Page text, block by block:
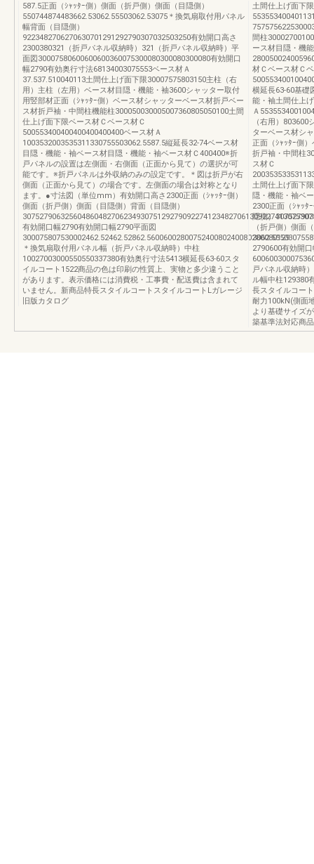
587.5正面（ｼｬｯﾀｰ側）側面（折戸側）側面（目隠側）
550744874483662.53062.55503062.53075＊換気扇取付用パネル
幅背面（目隠側）
9223482706270630701291292790307032503250有効開口高さ
2300380321（折戸パネル収納時）321（折戸パネル収納時）平
面図30007580600600600360075300080300080300080有効開口
幅2790有効奥行寸法68134003075553ベース材Ａ
37.537.510040113土間仕上げ面下限30007575803150主柱（右
用）主柱（左用）ベース材目隠・機能・袖3600シャッター取付
用竪部材正面（ｼｬｯﾀｰ側）ベース材シャッターベース材折戸ベー
ス材折戸袖・中間柱機能柱300050030005007360805050100土間
仕上げ面下限ベース材Ｃベース材Ｃ
500553400400400400400400ベース材Ａ
1003532003535311330755503062.5587.5縦延長32-74ベース材
目隠・機能・袖ベース材目隠・機能・袖ベース材Ｃ400400※折
戸パネルの設置は左側面・右側面（正面から見て）の選択が可
能です。※折戸パネルは外収納のみの設定です。＊図は折戸が右
側面（正面から見て）の場合です。左側面の場合は対称となり
ます。●寸法図（単位mm）有効開口高さ2300正面（ｼｬｯﾀｰ側）
側面（折戸側）側面（目隠側）背面（目隠側）
有効開口幅2790有効開口幅2790平面図
300075807530002462.52462.52862.5600600280075240080240080280080129
＊換気扇取付用パネル幅（折戸パネル収納時）中柱
10027003000550550337380有効奥行寸法5413横延長63-60スタ
イルコート1522商品の色は印刷の性質上、実物と多少違うこと
があります。表示価格には消費税・工事費・配送費は含まれて
いません。新商品特長スタイルコートスタイルコートLガレージ
旧版カタログ
土間仕上げ面下
間柱
ース材目隠・機
材Ｃベース材Ｃ
横延長63-60基礎
能・袖土間仕上
Ａ
（右用）
ターベース材シ
正面（ｼｬｯﾀｰ側
折戸袖・中間柱
ス材Ｃ
土間仕上げ面下
隠・機能・袖ベ
2300正面（ｼｬｯﾀ
隠側）
（折戸側）側面
2790600有効開
戸パネル収納時
ル幅中柱129380
長スタイルコー
耐力100kN(側面
より基礎サイズ
築基準法対応商